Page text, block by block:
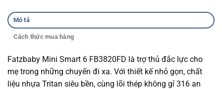
Mô tả
Cách thức mua hàng
Fatzbaby Mini Smart 6 FB3820FD là trợ thủ đắc lực cho
mẹ trong những chuyến đi xa. Với thiết kế nhỏ gọn, chất
liệu nhựa Tritan siêu bền, cùng lõi thép không gỉ 316 an